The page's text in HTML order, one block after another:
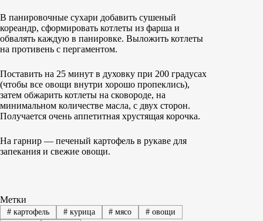
В панировочные сухари добавить сушеный
кореандр, сформировать котлеты из фарша и
обвалять каждую в панировке. Выложить котлеты
на противень с пергаментом.
Поставить на 25 минут в духовку при 200 градусах
(чтобы все овощи внутри хорошо пропеклись),
затем обжарить котлеты на сковороде, на
минимальном количестве масла, с двух сторон.
Получается очень аппетитная хрустящая корочка.
На гарнир — печеный картофель в рукаве для
запекания и свежие овощи.
Метки
#картофель #курица # мясо # овощи